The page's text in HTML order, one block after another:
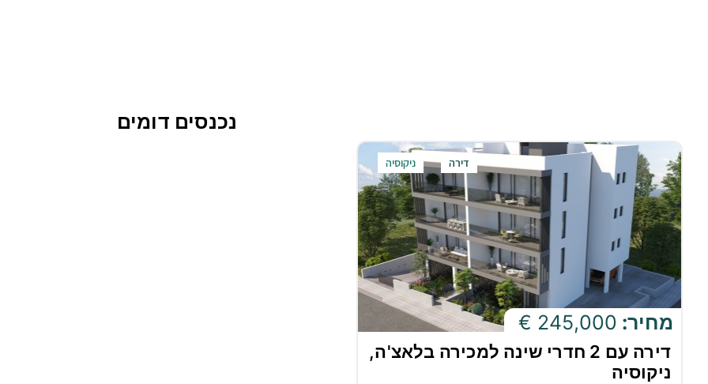
נכנסים דומים
מחיר: 245,000 €
ניקוסיה דירה
דירה עם 2 חדרי שינה למכירה בלאצ'ה,
ניקוסיה